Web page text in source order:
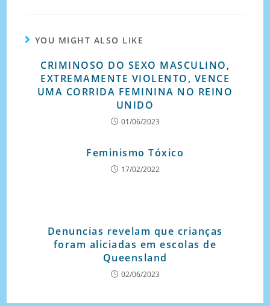
YOU MIGHT ALSO LIKE
CRIMINOSO DO SEXO MASCULINO,
EXTREMAMENTE VIOLENTO, VENCE
UMA CORRIDA FEMININA NO REINO
UNIDO
01/06/2023
Feminismo Tóxico
17/02/2022
Denuncias revelam que crianças
foram aliciadas em escolas de
Queensland
02/06/2023